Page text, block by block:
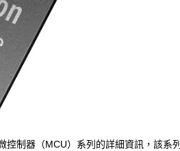
控制器（MCU）系列的詳細資訊，該系